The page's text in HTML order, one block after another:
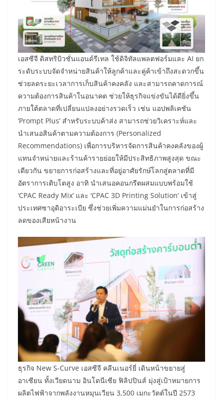
เอสซีจี ดิสทริบิวชั่นแอนด์รีเทล ใช้ดิจิทัลแพลตฟอร์มและ AI ยก
ระดับระบบจัดจำหน่ายสินค้าให้ลูกค้าและคู่ค้าเข้าถึงสะดวกขึ้น
ช่วยลดระยะเวลาการเก็บสินค้าคงคลัง และสามารถคาดการณ์
ความต้องการสินค้าในอนาคต ช่วยให้ธุรกิจแข่งขันได้ดียิ่งขึ้น
ภายใต้ตลาดที่เปลี่ยนแปลงอย่างรวดเร็ว เช่น แอปพลิเคชัน
‘Prompt Plus’ สำหรับระบบค้าส่ง สามารถช่วยวิเคราะห์และ
นำเสนอสินค้าตามความต้องการ (Personalized
Recommendations) เพื่อการบริหารจัดการสินค้าคงคลังของผู้
แทนจำหน่ายและร้านค้ารายย่อยให้มีประสิทธิภาพสูงสุด ขณะ
เดียวกัน ขยายการก่อสร้างและที่อยู่อาศัยรักษ์โลกสู่ตลาดที่มี
อัตราการเติบโตสูง อาทิ นำเสนอคอนกรีตผสมแบบพร้อมใช้
‘CPAC Ready Mix’ และ ‘CPAC 3D Printing Solution’ เข้าสู่
ประเทศซาอุดิอาระเบีย ซึ่งช่วยเพิ่มความแม่นยำในการก่อสร้าง
ลดของเสียหน้างาน
ธุรกิจ New S-Curve เอสซีจี คลีนเนอร์ยี่ เดินหน้าขยายสู่
อาเซียน ทั้งเวียดนาม อินโดนีเซีย ฟิลิปปินส์ มุ่งสู่เป้าหมายการ
ผลิตไฟฟ้าจากพลังงานหมุนเวียน 3,500 เมกะวัตต์ในปี 2573